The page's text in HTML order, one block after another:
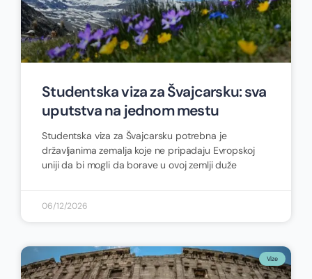
Studentska viza za Švajcarsku: sva
uputstva na jednom mestu
Studentska viza za Švajcarsku potrebna je
državljanima zemalja koje ne pripadaju Evropskoj
uniji da bi mogli da borave u ovoj zemlji duže
06/12/2026
Vize